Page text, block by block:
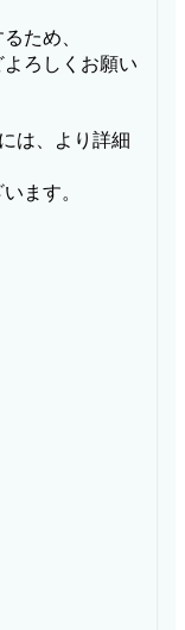
ため、
ろしくお願い
は、より詳細
ます。